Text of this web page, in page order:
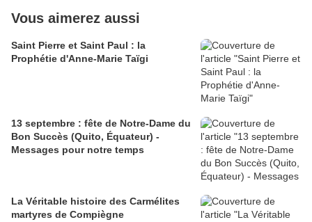
Vous aimerez aussi
Saint Pierre et Saint Paul : la
Prophétie d'Anne-Marie Taïgi
13 septembre : fête de Notre-Dame du
Bon Succès (Quito, Équateur) -
Messages pour notre temps
La Véritable histoire des Carmélites
martyres de Compiègne